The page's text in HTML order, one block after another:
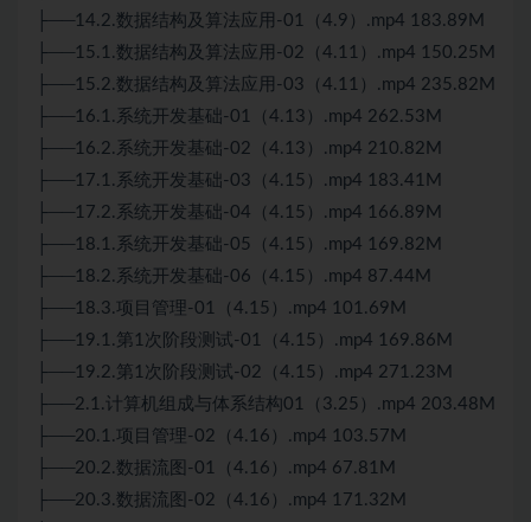
├──14.2.数据结构及算法应用-01（4.9）.mp4 183.89M
├──15.1.数据结构及算法应用-02（4.11）.mp4 150.25M
├──15.2.数据结构及算法应用-03（4.11）.mp4 235.82M
├──16.1.系统开发基础-01（4.13）.mp4 262.53M
├──16.2.系统开发基础-02（4.13）.mp4 210.82M
├──17.1.系统开发基础-03（4.15）.mp4 183.41M
├──17.2.系统开发基础-04（4.15）.mp4 166.89M
├──18.1.系统开发基础-05（4.15）.mp4 169.82M
├──18.2.系统开发基础-06（4.15）.mp4 87.44M
├──18.3.项目管理-01（4.15）.mp4 101.69M
├──19.1.第1次阶段 测试-01（4.15）.mp4 169.86M
├──19.2.第1次阶段 测试-02（4.15）.mp4 271.23M
├──2.1.计算机组成与体系结构01（3.25）.mp4 203.48M
├──20.1.项目管理-02（4.16）.mp4 103.57M
├──20.2.数据流图-01（4.16）.mp4 67.81M
├──20.3.数据流图-02（4.16）.mp4 171.32M